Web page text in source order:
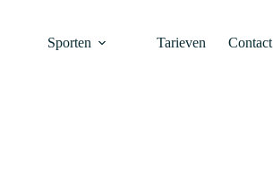
Sporten Tarieven Contact